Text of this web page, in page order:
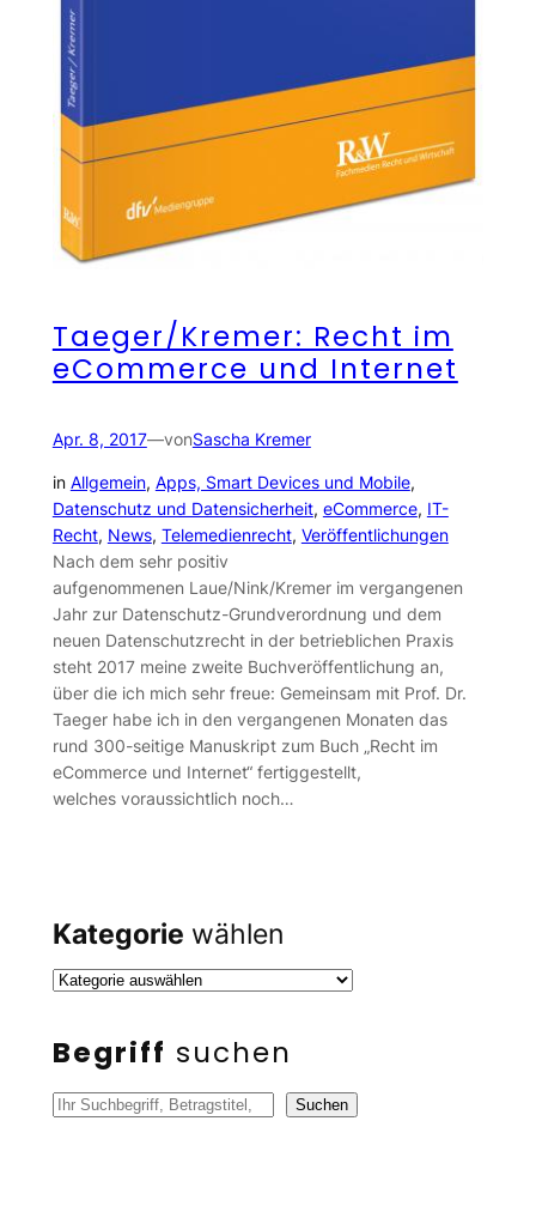
Taeger/Kremer: Recht im
eCommerce und Internet
Apr. 8, 2017—vonSascha Kremer
in Allgemein, Apps, Smart Devices und Mobile
Datenschutz und Datensicherheit, eCommerce, IT-
Recht, News, Telemedienrecht, Veröffentlichungen
Nach dem sehr positiv
aufgenommenen Laue/Nink/Kremer im vergangenen
Jahr zur Datenschutz-Grundverordnung und dem
neuen Datenschutzrecht in der betrieblichen Praxis
steht 2017 meine zweite Buchveröffentlichung an,
über die ich mich sehr freue: Gemeinsam mit Prof. Dr.
Taeger habe ich in den vergangenen Monaten das
rund 300-seitige Manuskript zum Buch „Recht im
eCommerce und Internet“ fertiggestellt,
welches voraussichtlich noch…
Kategorie wählen
Begriff suchen
S
Suchen